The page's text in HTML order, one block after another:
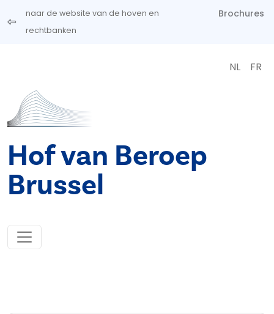
Overslaan en naar de inhoud gaan
naar de website van de hoven en
rechtbanken
Brochures
NL FR
Hof van Beroep
Brussel